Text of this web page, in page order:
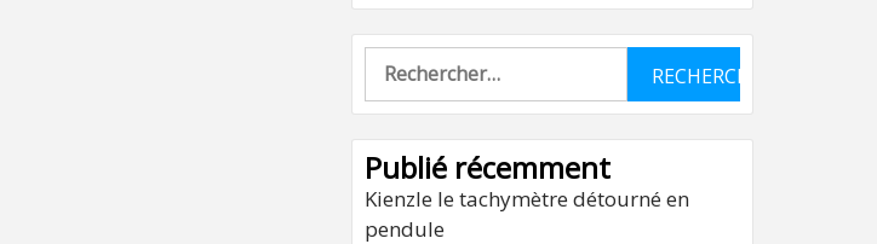
Rechercher :
Publié récemment
Kienzle le tachymètre détourné en
pendule